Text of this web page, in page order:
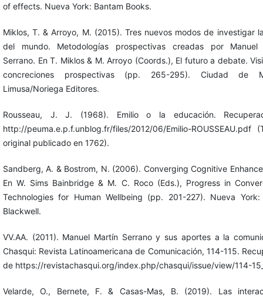
of effects. Nueva York: Bantam Books.
Miklos, T. & Arroyo, M. (2015). Tres nuevos modos de investigar
del mundo. Metodologías prospectivas creadas por Manuel
Serrano. En T. Miklos & M. Arroyo (Coords.), El futuro a debate.
concreciones prospectivas (pp. 265-295). Ciudad de
Limusa/Noriega Editores.
Rousseau, J. J. (1968). Emilio o la educación.
http://peuma.e.p.f.unblog.fr/files/2012/06/Emilio-ROUSSEAU.pdf
original publicado en 1762).
Sandberg, A. & Bostrom, N. (2006). Converging Cognitive
En W. Sims Bainbridge & M. C. Roco (Eds.), Progress in
Technologies for Human Wellbeing (pp. 201-227). Nueva York:
Blackwell.
VV.AA. (2011). Manuel Martín Serrano y sus aportes a la
Chasqui: Revista Latinoamericana de Comunicación, 114-115.
de https://revistachasqui.org/index.php/chasqui/issue/view/114-
Velarde, O., Bernete, F. & Casas-Mas, B. (2019). Las